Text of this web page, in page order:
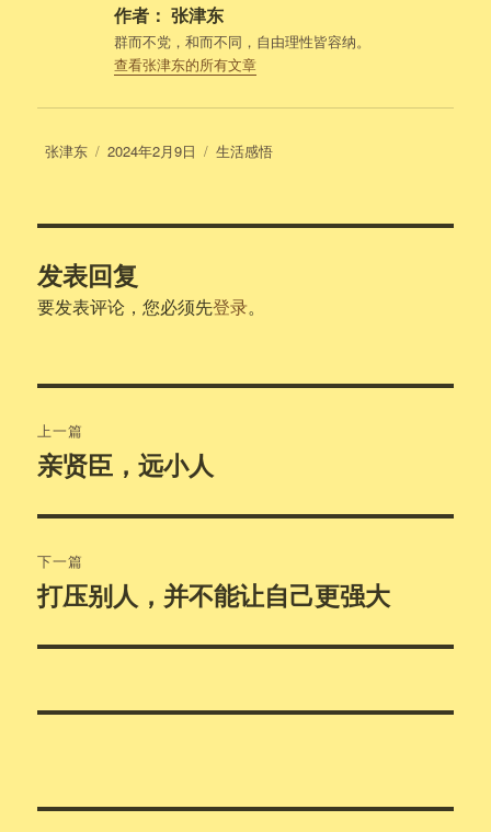
作者： 张津东
群而不党，和而不同，自由理性皆容纳。
查看张津东的所有文章
作
张津东
发
2024年2月9日
分
生活感悟
发表回复
要发表评论，您必须先登录。
章
航
上一篇
上
文
章：
亲贤臣，远小人
下一篇
下
文
打压别人，并不能让自己更强大